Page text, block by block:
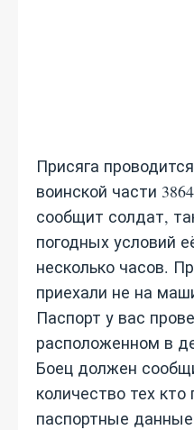
Присяга
воинской части
сообщит солдат,
погодных условий
несколько часов.
приехали не на
Паспорт у вас
расположенном в
Боец должен
количество тех кто
паспортные